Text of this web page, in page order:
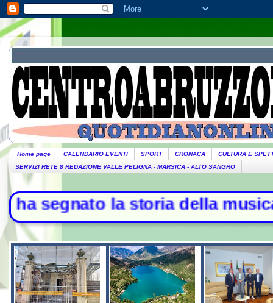
Home page CALENDARIO EVENTI SPORT CRONACA
CULTURA E
SERVIZI RETE 8 REDAZIONE VALLE PELIGNA - MARSICA - ALTO SANGRO
storia della musica -